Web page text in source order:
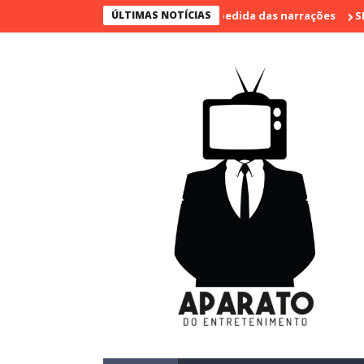
ÚLTIMAS NOTÍCIAS
último jogo e marca sua despedida das narrações SBT